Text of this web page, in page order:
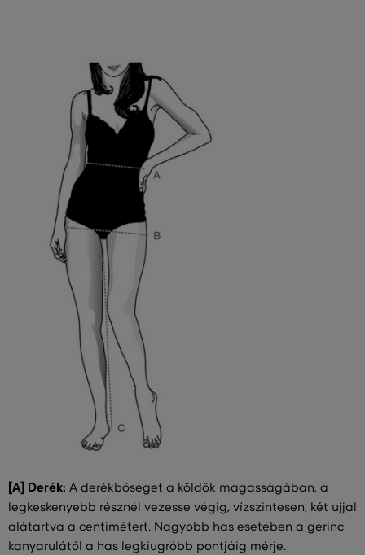
[A] Derék: A derékbőséget a köldök magasságában, a
legkeskenyebb résznél vezesse végig, vízszintesen, két ujjal
alátartva a centimétert. Nagyobb has esetében a gerinc
kanyarulától a has legkiugróbb pontjáig mérje.